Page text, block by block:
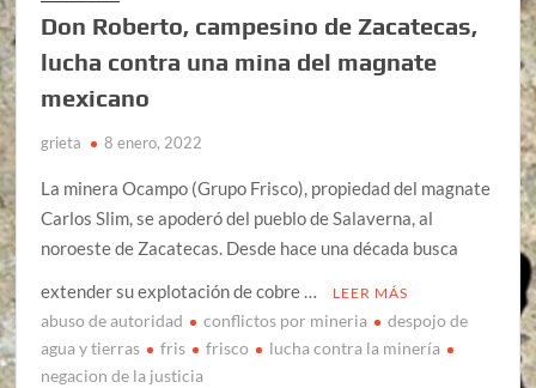
Don Roberto, campesino de Zacatecas,
lucha contra una mina del magnate
mexicano
grieta 8 enero, 2022
La minera Ocampo (Grupo Frisco), propiedad del magnate
Carlos Slim, se apoderó del pueblo de Salaverna, al
noroeste de Zacatecas. Desde hace una década busca
extender su explotación de cobre …
LEER MÁS
abuso de autoridad conflictos por mineria
despojo de
agua y tierras
fris frisco
lucha contra la minería
negacion de la justicia